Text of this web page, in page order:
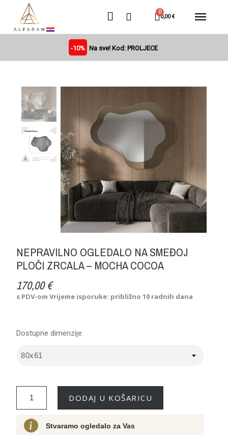
0,00 €
-10% Na sve! Kod: PROLJECE
NEPRAVILNO OGLEDALO NA SMEĐOJ
PLOČI ZRCALA – MOCHA COCOA
170,00 €
s PDV-omVrijeme isporuke: približno 10 radnih dana
Dostupne dimenzije
DODAJ U KOŠARICU
Stvaramo ogledalo za Vas